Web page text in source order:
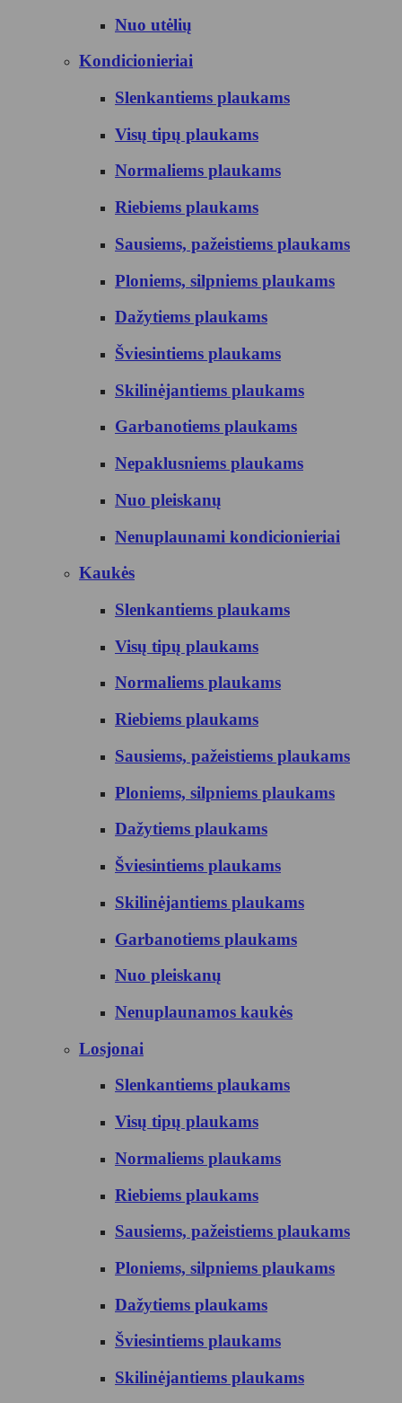
Nuo utėlių
Kondicionieriai
Slenkantiems plaukams
Visų tipų plaukams
Normaliems plaukams
Riebiems plaukams
Sausiems, pažeistiems plaukams
Ploniems, silpniems plaukams
Dažytiems plaukams
Šviesintiems plaukams
Skilinėjantiems plaukams
Garbanotiems plaukams
Nepaklusniems plaukams
Nuo pleiskanų
Nenuplaunami kondicionieriai
Kaukės
Slenkantiems plaukams
Visų tipų plaukams
Normaliems plaukams
Riebiems plaukams
Sausiems, pažeistiems plaukams
Ploniems, silpniems plaukams
Dažytiems plaukams
Šviesintiems plaukams
Skilinėjantiems plaukams
Garbanotiems plaukams
Nuo pleiskanų
Nenuplaunamos kaukės
Losjonai
Slenkantiems plaukams
Visų tipų plaukams
Normaliems plaukams
Riebiems plaukams
Sausiems, pažeistiems plaukams
Ploniems, silpniems plaukams
Dažytiems plaukams
Šviesintiems plaukams
Skilinėjantiems plaukams